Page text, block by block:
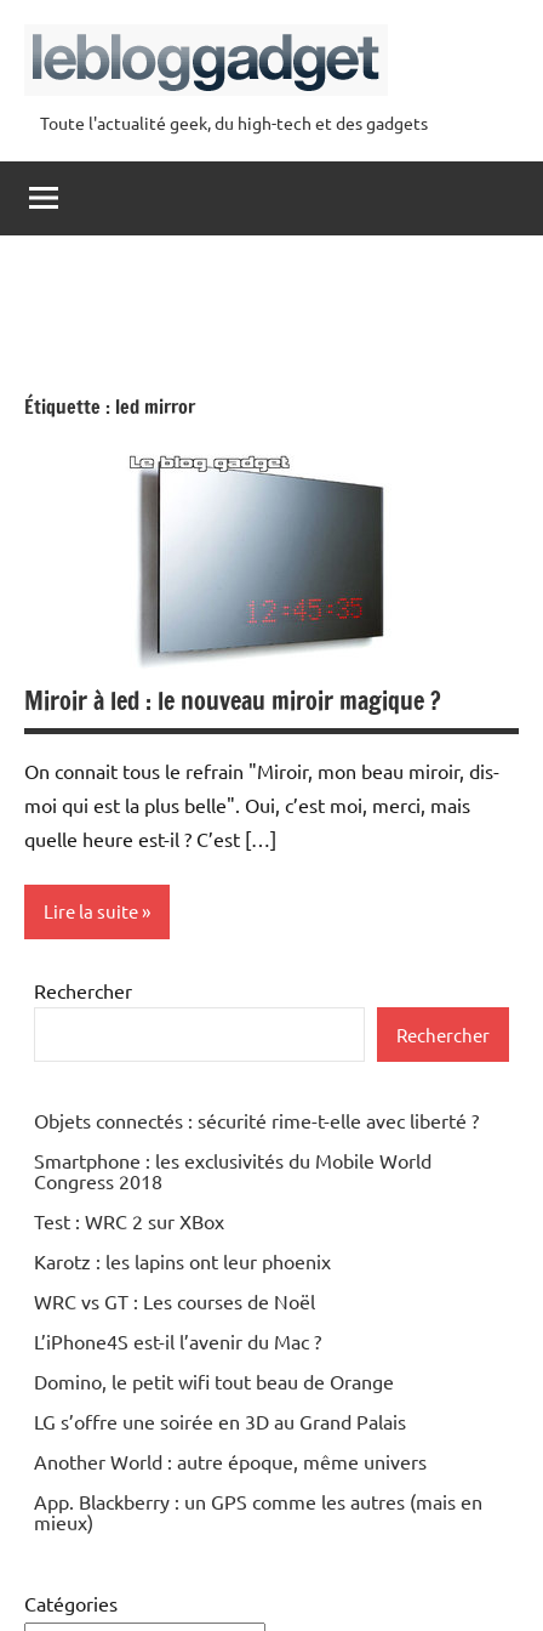
contenu
lebloggadget
Toute l'actualité geek, du high-tech et des gadgets
Étiquette : led mirror
Miroir à led : le nouveau miroir magique ?
On connait tous le refrain "Miroir, mon beau miroir, dis-
moi qui est la plus belle". Oui, c’est moi, merci, mais
quelle heure est-il ? C’est […]
Lire la suite
Inclassables
Rechercher
Rechercher
Objets connectés : sécurité rime-t-elle avec liberté ?
Smartphone : les exclusivités du Mobile World
Congress 2018
Test : WRC 2 sur XBox
Karotz : les lapins ont leur phoenix
WRC vs GT : Les courses de Noël
L’iPhone4S est-il l’avenir du Mac ?
Domino, le petit wifi tout beau de Orange
LG s’offre une soirée en 3D au Grand Palais
Another World : autre époque, même univers
App. Blackberry : un GPS comme les autres (mais en
mieux)
Catégories